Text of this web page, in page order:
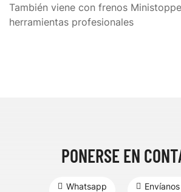
También viene con frenos
herramientas profesionales
PONERSE EN
Whatsapp